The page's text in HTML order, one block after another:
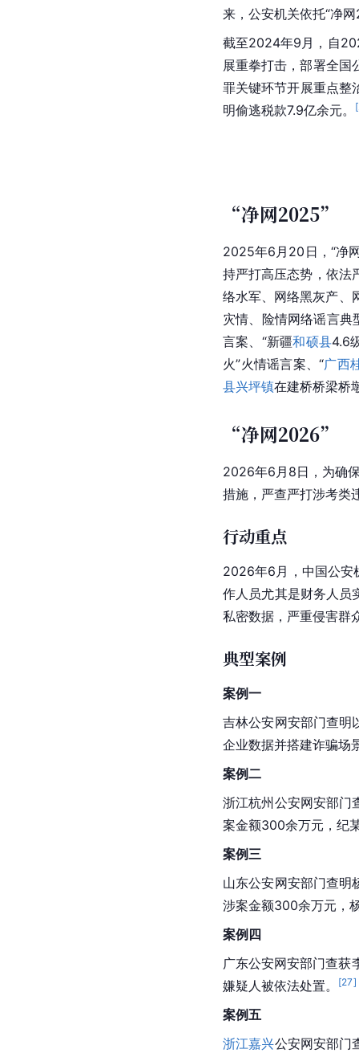
来，公安机关依托“净
截至2024年9月，自
展重拳打击，部署全国
罪关键环节开展重点整
明偷逃税款7.9亿余元。
[
“净网2025”
2025年6月20日，“净
持严打高压态势，依法
络水军、网络黑灰产、
灾情、险情网络谣言典
言案、“新疆和硕县4.6
火”火情谣言案、“广西
县兴坪镇在建桥桥梁桥
“净网2026”
2026年6月8日，为确
措施，严查严打涉考类
行动重点
2026年6月，中国公安
作人员尤其是财务人员
私密数据，严重侵害群
典型案例
案例一
吉林公安网安部门查明
企业数据并搭建诈骗场
案例二
浙江杭州公安网安部门
案金额300余万元，纪
案例三
山东公安网安部门查明
涉案金额300余万元，
案例四
广东公安网安部门查获
嫌疑人被依法处置。
[27]
案例五
浙江嘉兴公安网安部门